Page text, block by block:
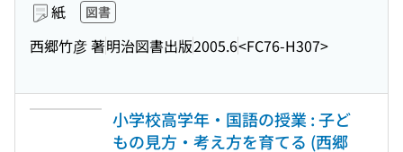
紙 図書
西郷竹彦 著明治図書出版2005.6<FC76-H307>
小学校高学年・国語の授業 : 子ど
もの見方・考え方を育てる (西郷